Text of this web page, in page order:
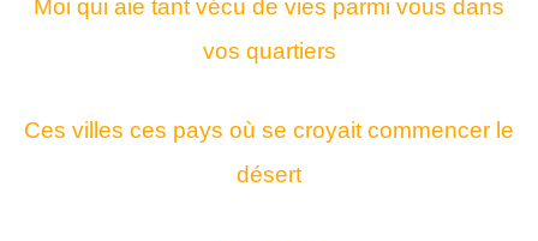
Moi qui aie tant vécu de vies parmi vous dans
vos quartiers
Ces villes ces pays où se croyait commencer le
désert